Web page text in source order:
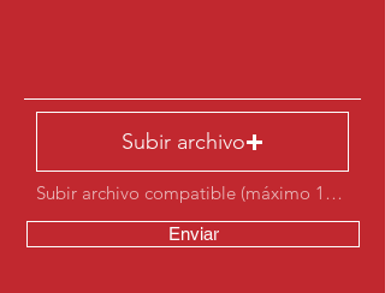
Subir archivo
Subir archivo compatible (máximo 15 MB)
Enviar